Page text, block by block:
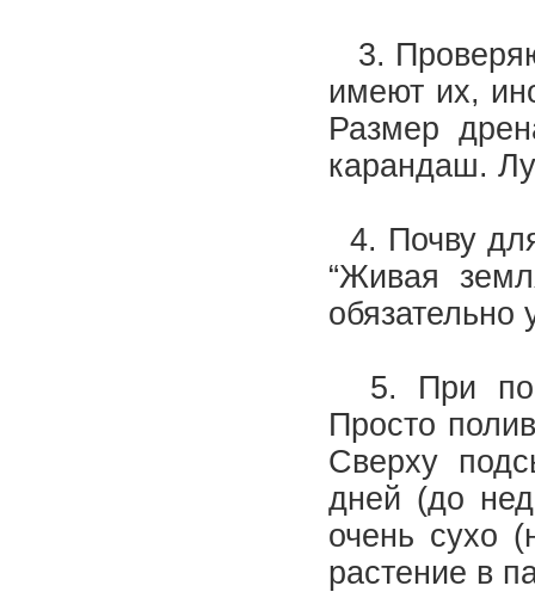
3.
имеют их,
Размер
карандаш.
4. Почву
“Живая
5. При
Просто
Сверху
дней (до
очень сухо
растение в